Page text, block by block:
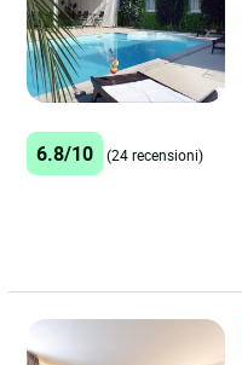
6.8/10 (24 recensioni)